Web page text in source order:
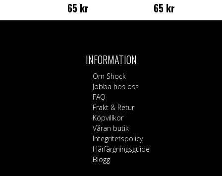
65 kr 65 kr
INFORMATION
Om Shock
Jobba hos oss
FAQ
Frakt & Retur
Köpvillkor
Våran butik
Integritetspolicy
Hårfärgningsguide
Blogg